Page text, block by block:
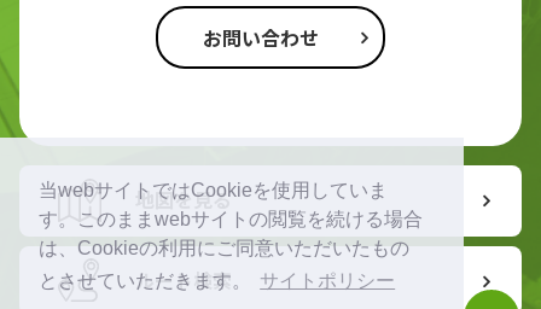
当webサイトではCookieを使用していま
す。このままwebサイトの閲覧を続ける場合
は、Cookieの利用にご同意いただいたもの
とさせていただきます。
サイトポリシー
お問い合わせ
地図を見る
ルート検索